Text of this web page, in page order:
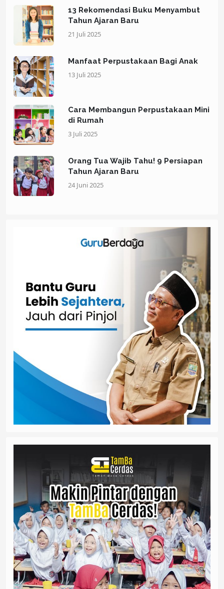
13 Rekomendasi Buku Menyambut
Tahun Ajaran Baru
21 Juli 2025
Manfaat Perpustakaan Bagi Anak
13 Juli 2025
Cara Membangun Perpustakaan Mini
di Rumah
3 Juli 2025
Orang Tua Wajib Tahu! 9 Persiapan
Tahun Ajaran Baru
24 Juni 2025